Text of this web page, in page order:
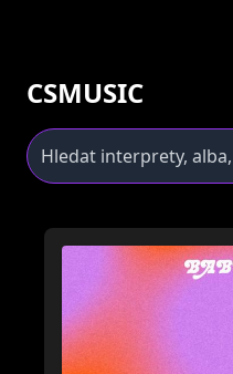
CSMUSIC